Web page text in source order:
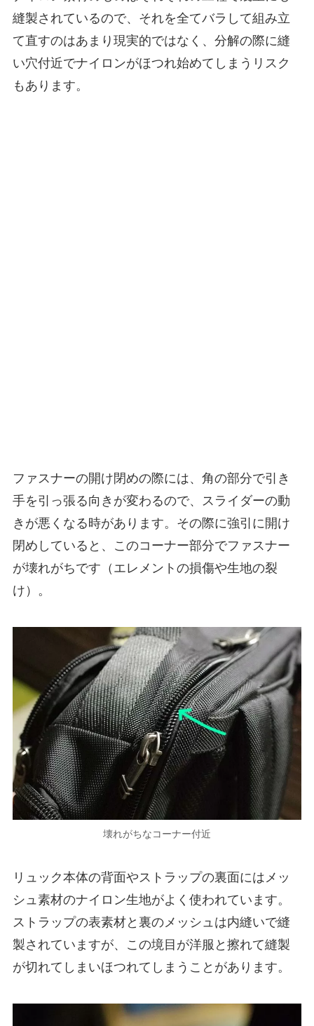
縫製されているので、それを全てバラして組み立
て直すのはあまり現実的ではなく、分解の際に縫
い穴付近でナイロンがほつれ始めてしまうリスク
もあります。
ファスナーの開け閉めの際には、角の部分で引き
手を引っ張る向きが変わるので、スライダーの動
きが悪くなる時があります。その際に強引に開け
閉めしていると、このコーナー部分でファスナー
が壊れがちです（エレメントの損傷や生地の裂
け）。
壊れがちなコーナー付近
リュック本体の背面やストラップの裏面にはメッ
シュ素材のナイロン生地がよく使われています。
ストラップの表素材と裏のメッシュは内縫いで縫
製されていますが、この境目が洋服と擦れて縫製
が切れてしまいほつれてしまうことがあります。